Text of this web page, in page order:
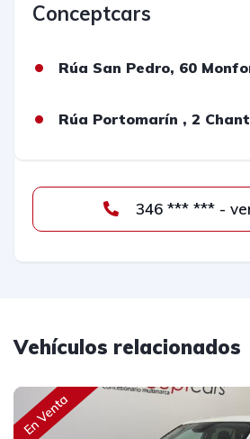
Conceptcars
Rúa San Pedro, 60
Rúa Portomarín , 2
346 ***
Vehículos relacionados
En Venta